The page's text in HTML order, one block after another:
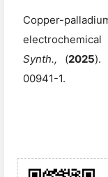
Copper-
Synth., (2025).
00941-1.